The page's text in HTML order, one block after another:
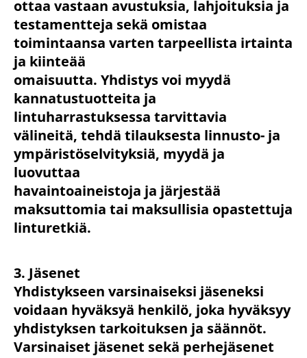
ottaa vastaan avustuksia, lahjoituksia ja
testamentteja sekä omistaa
toimintaansa varten tarpeellista irtainta
ja kiinteää
omaisuutta. Yhdistys voi myydä
kannatustuotteita ja
lintuharrastuksessa tarvittavia
välineitä, tehdä tilauksesta linnusto- ja
ympäristöselvityksiä, myydä ja
luovuttaa
havaintoaineistoja ja järjestää
maksuttomia tai maksullisia opastettuja
linturetkiä.
3. Jäsenet
Yhdistykseen varsinaiseksi jäseneksi
voidaan hyväksyä henkilö, joka hyväksyy
yhdistyksen tarkoituksen ja säännöt.
Varsinaiset jäsenet sekä perhejäsenet